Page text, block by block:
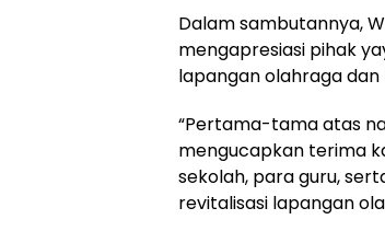
Dalam sambutannya,
mengapresiasi pihak
lapangan olahraga dan
“Pertama-tama atas
mengucapkan terima
sekolah, para guru,
revitalisasi lapangan